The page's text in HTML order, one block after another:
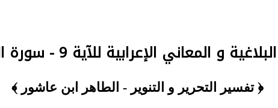
و المعاني الإعرابية للآية 9 - سورة الحجرات
﴿ تفسير التحرير و التنوير - الطاهر ابن عاشور ﴾